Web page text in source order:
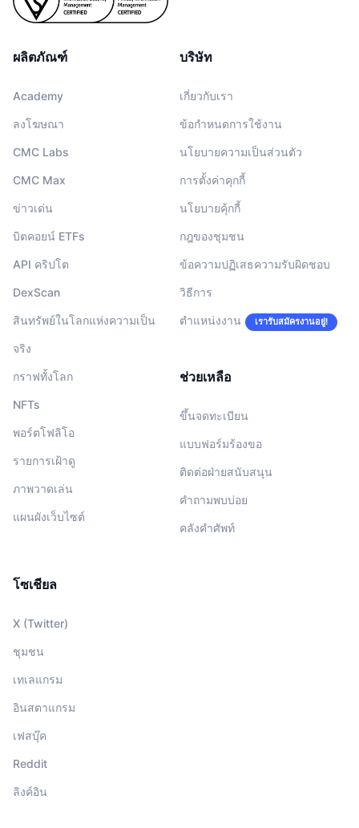
ผลิตภัณฑ์
Academy
ลงโฆษณา
CMC Labs
CMC Max
ข่าวเด่น
บิตคอยน์ ETFs
API คริปโต
DexScan
สินทรัพย์ในโลกแห่งความเป็น
จริง
กราฟทั้งโลก
NFTs
พอร์ตโฟลิโอ
รายการเฝ้าดู
ภาพวาดเล่น
แผนผังเว็บไซต์
บริษัท
เกี่ยวกับเรา
ข้อกำหนดการใช้งาน
นโยบายความเป็นส่วนตัว
การตั้งค่าคุกกี้
นโยบายคุ้กกี้
กฎของชุมชน
ข้อความปฏิเสธความรับผิดชอบ
วิธีการ
ตำแหน่งงาน เรารับสมัครงานอยู่!
ช่วยเหลือ
ขึ้นจดทะเบียน
แบบฟอร์มร้องขอ
ติดต่อฝ่ายสนับสนุน
คำถามพบบ่อย
คลังคำศัพท์
โซเชียล
X (Twitter)
ชุมชน
เทเลแกรม
อินสตาแกรม
เฟสบุ๊ค
Reddit
ลิงค์อิน